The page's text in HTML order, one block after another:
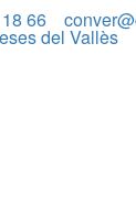
66
del Vallès